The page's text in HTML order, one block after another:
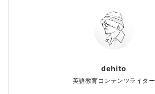
dehito
英語教育コンテンツライター